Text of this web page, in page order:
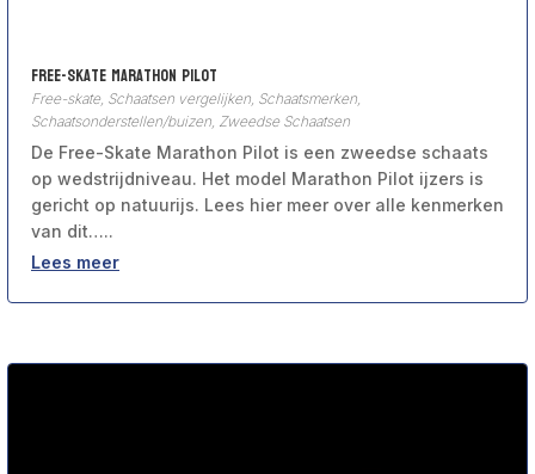
Free-Skate Marathon Pilot
Free-skate, Schaatsen vergelijken, Schaatsmerken,
Schaatsonderstellen/buizen, Zweedse Schaatsen
De Free-Skate Marathon Pilot is een zweedse schaats
op wedstrijdniveau. Het model Marathon Pilot ijzers is
gericht op natuurijs. Lees hier meer over alle kenmerken
van dit…..
Lees meer